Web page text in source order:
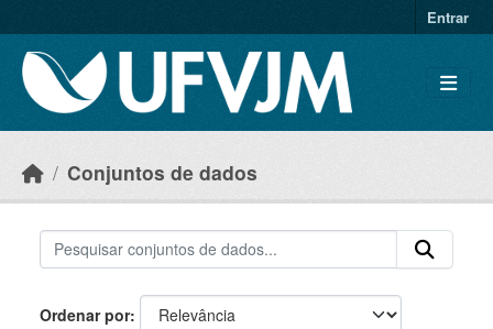
Entrar
Conjuntos de dados
Ordenar por